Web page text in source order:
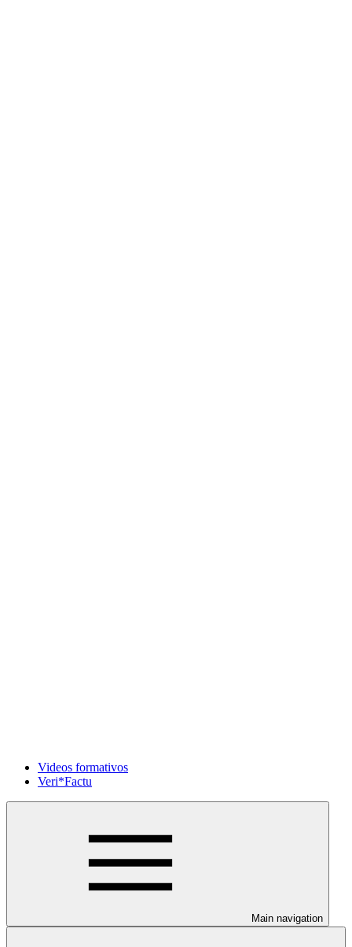
Videos formativos
Veri*Factu
Main navigation